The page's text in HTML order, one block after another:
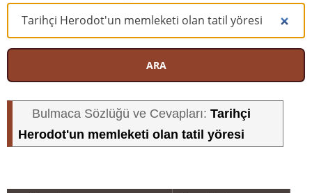
ARA
Bulmaca Sözlüğü ve Cevapları: Tarihçi
Herodot'un memleketi olan tatil yöresi